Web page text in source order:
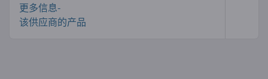
更多信息-
该供应商的产品